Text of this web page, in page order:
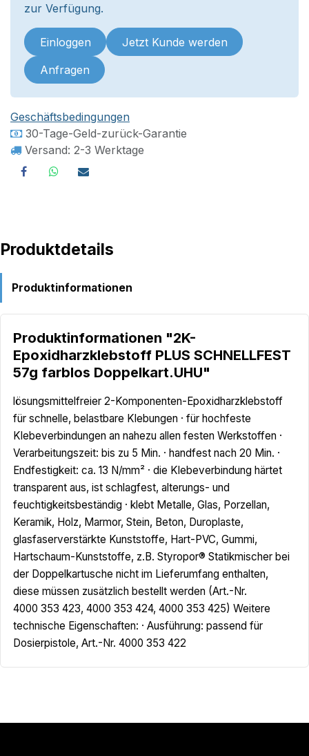
zur Verfügung.
Einloggen Jetzt Kunde werden
Anfragen
Geschäftsbedingungen
30-Tage-Geld-zurück-Garantie
Versand: 2-3 Werktage
Produktdetails
Produktinformationen
Produktinformationen "2K-
Epoxidharzklebstoff PLUS SCHNELLFEST
57g farblos Doppelkart.UHU"
lösungsmittelfreier 2-Komponenten-Epoxidharzklebstoff
für schnelle, belastbare Klebungen · für hochfeste
Klebeverbindungen an nahezu allen festen Werkstoffen ·
Verarbeitungszeit: bis zu 5 Min. · handfest nach 20 Min. ·
Endfestigkeit: ca. 13 N/mm² · die Klebeverbindung härtet
transparent aus, ist schlagfest, alterungs- und
feuchtigkeitsbeständig · klebt Metalle, Glas, Porzellan,
Keramik, Holz, Marmor, Stein, Beton, Duroplaste,
glasfaserverstärkte Kunststoffe, Hart-PVC, Gummi,
Hartschaum-Kunststoffe, z.B. Styropor® Statikmischer bei
der Doppelkartusche nicht im Lieferumfang enthalten,
diese müssen zusätzlich bestellt werden (Art.-Nr.
4000 353 423, 4000 353 424, 4000 353 425) Weitere
technische Eigenschaften: · Ausführung: passend für
Dosierpistole, Art.-Nr. 4000 353 422